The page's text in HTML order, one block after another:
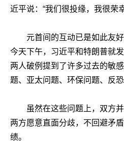
近平说：“我们很投缘，我很荣
元首间的互动已是如此友
今天下午，习近平和特朗普就
两人破例提到了许多过去的敏
题、亚太问题、环保问题、反恐
虽然在这些问题上，双方
两方愿意直面分歧，不回避矛
绩。